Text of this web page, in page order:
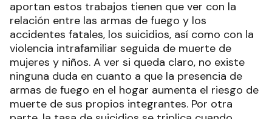
aportan estos trabajos tienen que ver con la
relación entre las armas de fuego y los
accidentes fatales, los suicidios, así como con la
violencia intrafamiliar seguida de muerte de
mujeres y niños. A ver si queda claro, no existe
ninguna duda en cuanto a que la presencia de
armas de fuego en el hogar aumenta el riesgo de
muerte de sus propios integrantes. Por otra